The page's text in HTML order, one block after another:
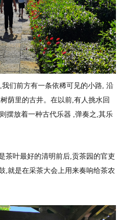
们前方有一条依稀可见的小路, 沿
荫里的古井。在以前,有人挑水回
摆放着一种古代乐器 ,弹奏之,其乐
茶叶最好的清明前后,贡茶园的官吏
,就是在采茶大会上用来奏响给茶农